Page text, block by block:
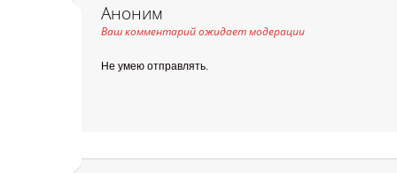
Аноним
Ваш комментарий ожидает модерации
Не умею отправлять.